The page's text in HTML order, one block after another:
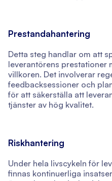
Prestandahantering
Detta steg handlar om att
leverantörens prestationer
villkoren. Det involverar
feedbacksessioner och
för att säkerställa att
tjänster av hög kvalitet.
Riskhantering
Under hela livscykeln för
finnas kontinuerliga